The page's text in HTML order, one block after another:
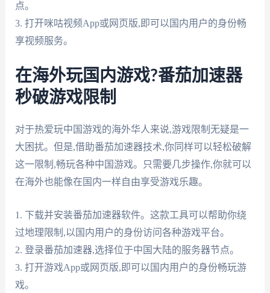
点。
3. 打开咪咕视频App或网页版,即可以国内用户的身份畅
享视频服务。
在海外玩国内游戏?番茄加速器
秒破游戏限制
对于热爱玩中国游戏的海外华人来说,游戏限制无疑是一
大困扰。但是,借助番茄加速器技术,你同样可以轻松破解
这一限制,畅玩各种中国游戏。只需要几步操作,你就可以
在海外也能像在国内一样自由享受游戏乐趣。
1. 下载并安装番茄加速器软件。这款工具可以帮助你绕
过地理限制,以国内用户的身份访问各种游戏平台。
2. 登录番茄加速器,选择位于中国大陆的服务器节点。
3. 打开游戏App或网页版,即可以国内用户的身份畅玩游
戏。